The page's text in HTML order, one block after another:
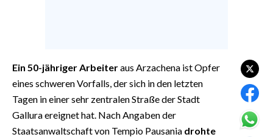
INSULARITÀ
FOTO
VIDEO
Ein 50-jähriger Arbeiteraus Arzachena ist Opfer
eines schweren Vorfalls, der sich in den letzten
Tagen in einer sehr zentralen Straße der Stadt
Gallura ereignet hat. Nach Angaben der
Staatsanwaltschaft von Tempio Pausania drohte